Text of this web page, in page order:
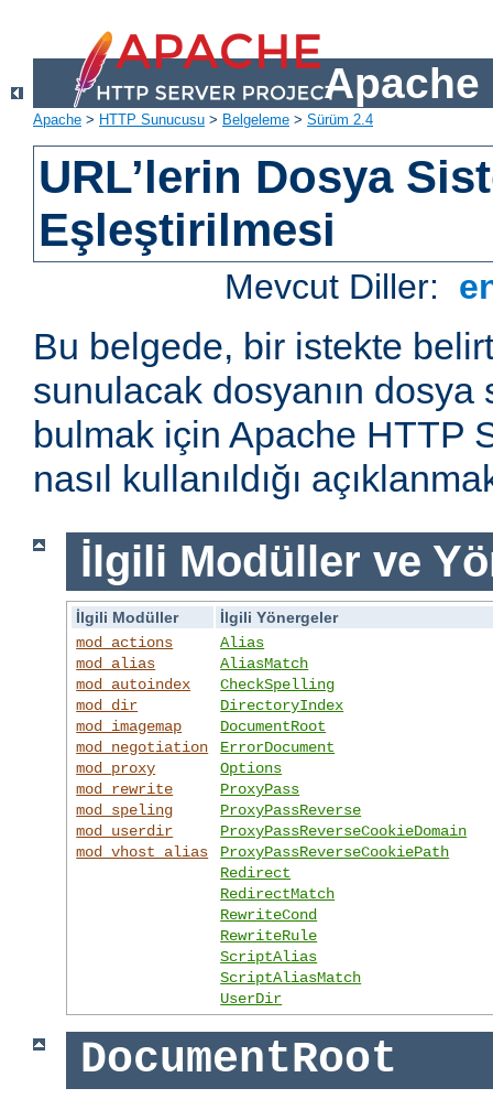
Apache
Apache > HTTP Sunucusu > Belgeleme > Sürüm 2.4
URL’lerin Dosya
Eşleştirilmesi
Mevcut Diller:
Bu belgede, bir istekte
sunulacak dosyanın
bulmak için Apache HTTP
nasıl kullanıldığı
İlgili Modüller ve
İlgili Modüller
İlgili Yönergeler
mod_actions
mod_alias
mod_autoindex
mod_dir
mod_imagemap
mod_negotiation
mod_proxy
mod_rewrite
mod_speling
mod_userdir
mod_vhost_alias
Alias
AliasMatch
CheckSpelling
DirectoryIndex
DocumentRoot
ErrorDocument
Options
ProxyPass
ProxyPassReverse
ProxyPassReverseCookieDomain
ProxyPassReverseCookiePath
Redirect
RedirectMatch
RewriteCond
RewriteRule
ScriptAlias
ScriptAliasMatch
UserDir
DocumentRoot